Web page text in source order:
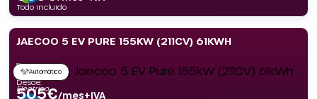
Todo incluido
JAECOO 5 EV PURE 155KW (211CV) 61KWH
Automático
Eléctrico
Desde:
505€/mes+IVA